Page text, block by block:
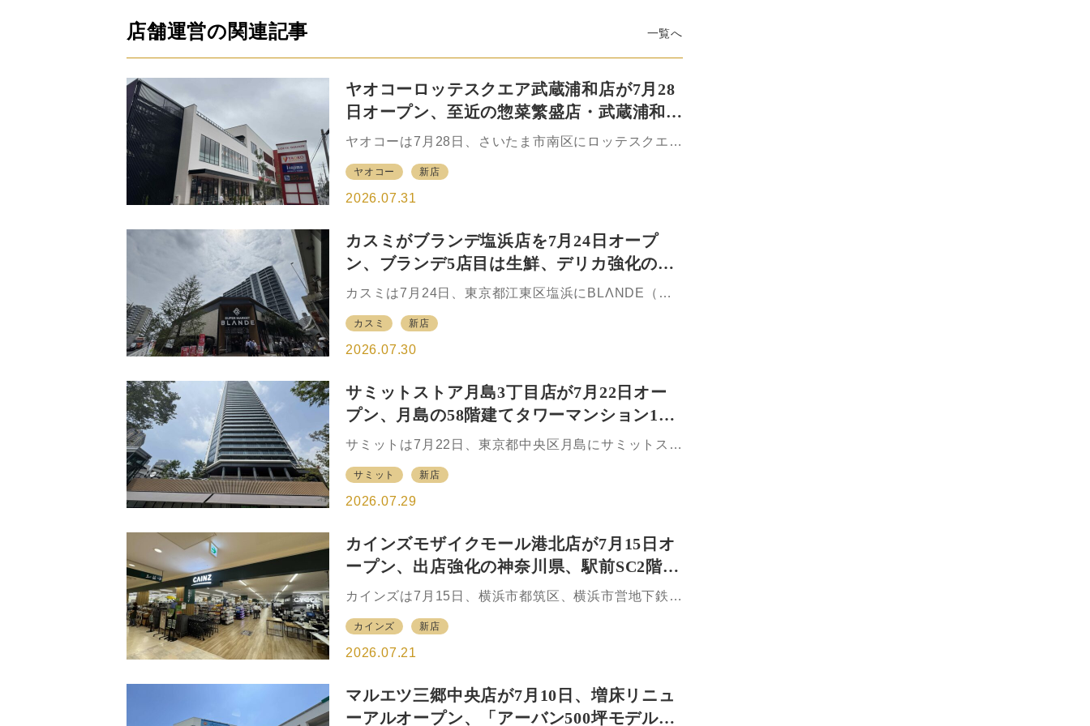
店舗運営の関連記事 一覧へ
ヤオコーロッテスクエア武蔵浦和店が7月28
日オープン、至近の惣菜繁盛店・武蔵浦和店
とは生鮮強化、ですみ分け
ヤオコーは7月28日、さいたま市南区にロッテスクエア
蔵浦和駅から南に約0.6km、駅西口から徒歩約8分の商
業施設「ロッテスクエア」の2階に出店。同施設は、も
いう。土地、建物の開発はロッテ不動産が手がけ、こ
れをヤオコーがマスターリースの形で借り受け、テナ
ントを誘致して自らも核店として出店した。 ロッテス
クエアには、ヤオコーの他、1階に証明写真機とコメダ
珈琲店、2階にセブン銀行のATM、3階に家電専門店の
ノジマ、歯科クリニック、整骨院、調剤薬局などが入
は…
ヤオコー 新店
2026.07.31
カスミがブランデ塩浜店を7月24日オープ
ン、ブランデ5店目は生鮮、デリカ強化の一
方で通常店の要素も取り入れ
カスミは7月24日、東京都江東区塩浜にBLΛNDE（ブ
場駅の徒歩圏、都営バスのバス停にも近い利便性の高
いマンションの1階に位置する。ただし、木場駅からは
分といった距離で、「駅近」といった立地ではない。
周辺はオフィスや工場、生活圏が混在する人口密集地
区で、40〜50代のファミリー層が多く暮らす。同店は
ブランデフォーマットとして5店目、東京都の店として
も5店目に当たり、この出店で全社では201店体制とな
った。売場面積は約450坪でブランデとしては最小規模
カスミ 新店
2026.07.30
サミットストア月島3丁目店が7月22日オー
プン、月島の58階建てタワーマンション1階
に生鮮強化の小商圏型店を出店
サミットは7月22日、東京都中央区月島にサミットスト
月島3丁目北地区の再開発の一環である地上58階建ての
タワーマンション「グランドシティタワー月島」の1
称・月島もんじゃストリート）の至近に位置する。同
店の開店により、サミットの店舗数は東京都94店、全
社127店となった。 出店したタワーマンションは総戸
数1285戸。うち約300戸が地権者世帯で、残る約1000
戸が分譲となる。分譲はすでにほぼ完売に近く、今月
から順次入居が始まり、年内にはおおむね埋まる見通
サミット 新店
2026.07.29
カインズモザイクモール港北店が7月15日オ
ープン、出店強化の神奈川県、駅前SC2階の
都市型小型店
カインズは7月15日、横浜市都筑区、横浜市営地下鉄の
（SC）「モザイクモール港北」の2階にモザイクモー
ル港北店をオープンした。立地するのは計画的に整備
環境が共存する人気の住宅エリアである。 同施設にホ
ームセンター（HC）が入るのは開業以来初めてで、カ
インズにとっても都筑区への出店は初となる。エイ
カインズ 新店
2026.07.21
マルエツ三郷中央店が7月10日、増床リニュ
ーアルオープン、「アーバン500坪モデル」